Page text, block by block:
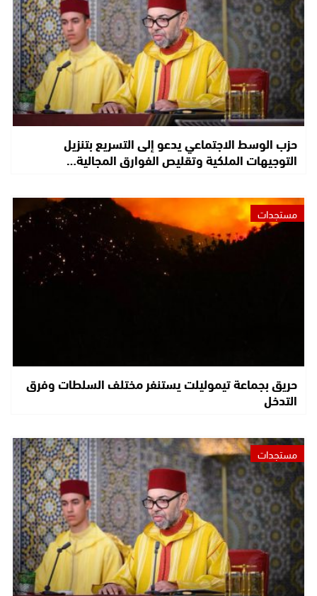
حزب الوسط الاجتماعي يدعو إلى التسريع بتنزيل
التوجيهات الملكية وتقليص الفوارق المجالية…
مستجدات
حريق بجماعة تيموليلت يستنفر مختلف السلطات وفرق
التدخل
مستجدات